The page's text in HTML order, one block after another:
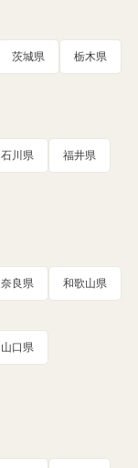
茨城県 栃木県
石川県 福井県
奈良県 和歌山県
山口県